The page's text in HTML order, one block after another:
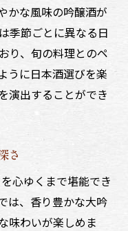
かな風味の吟醸酒が
季節ごとに異なる日
り、旬の料理とのペ
うに日本酒選びを楽
演出することができ
さ
心ゆくまで堪能でき
は、香り豊かな大吟
味わいが楽しめま